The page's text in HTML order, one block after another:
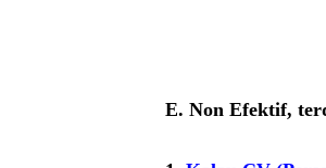
E. Non Efektif,